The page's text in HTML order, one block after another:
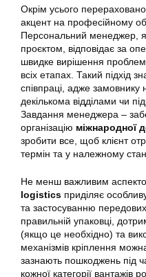
Окрім усього
акцент на професійному
Персональний менеджер,
проєктом, відповідає за
швидке вирішення
всіх етапах. Такий підхід
співпраці, адже замовнику
декількома відділами чи
Завдання менеджера –
організацію міжнародної
зробити все, щоб клієнт
термін та у належному
Не менш важливим
logistics приділяє
та застосуванню
правильній упаковці,
(якщо це необхідно) та
механізмів кріплення
зазнають пошкоджень під
кожної категорії вантажів